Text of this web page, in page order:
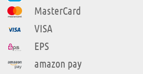
MasterCard
VISA
EPS
amazon pay